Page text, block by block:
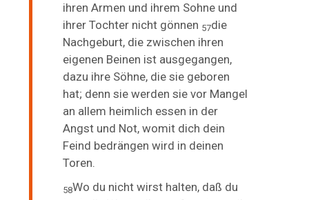
ihren Armen und ihrem Sohne und
ihrer Tochter nicht gönnen 57die
Nachgeburt, die zwischen ihren
eigenen Beinen ist ausgegangen,
dazu ihre Söhne, die sie geboren
hat; denn sie werden sie vor Mangel
an allem heimlich essen in der
Angst und Not, womit dich dein
Feind bedrängen wird in deinen
Toren.
58Wo du nicht wirst halten, daß du